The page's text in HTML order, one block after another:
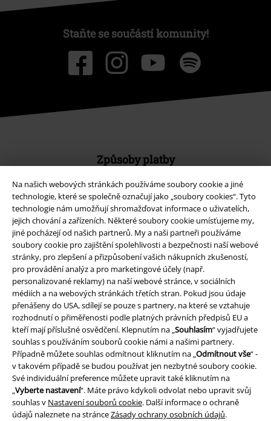
Na našich webových stránkách používáme soubory cookie a jiné
technologie, které se společně označují jako „soubory cookies“. Tyto
technologie nám umožňují shromažďovat informace o uživatelích,
jejich chování a zařízeních. Některé soubory cookie umísťujeme my,
jiné pocházejí od našich partnerů. My a naši partneři používáme
soubory cookie pro zajištění spolehlivosti a bezpečnosti naší webové
stránky, pro zlepšení a přizpůsobení vašich nákupních zkušeností,
pro provádění analýz a pro marketingové účely (např.
personalizované reklamy) na naší webové stránce, v sociálních
médiích a na webových stránkách třetích stran. Pokud jsou údaje
přenášeny do USA, sdílejí se pouze s partnery, na které se vztahuje
rozhodnutí o přiměřenosti podle platných právních předpisů EU a
kteří mají příslušné osvědčení. Klepnutím na „Souhlasím“ vyjadřujete
souhlas s používáním souborů cookie námi a našimi partnery.
Případně můžete souhlas odmítnout kliknutím na „Odmítnout vše“ -
v takovém případě se budou používat jen nezbytné soubory cookie.
Své individuální preference můžete upravit také kliknutím na
„Vyberte nastavení“. Máte právo kdykoli odvolat nebo upravit svůj
souhlas v Nastavení souborů cookie. Další informace o ochraně
údajů naleznete na stránceZásady ochrany osobních údajů.
Staňte se součástí komunity!
Způsoby platby
Bankovní převod Platba na dobírku
Doprava
Balíkovna
EMP aplikaci
Stáhněte si novou EMP aplikaci zdarma a využijte všechny nové
funkce a výhody!